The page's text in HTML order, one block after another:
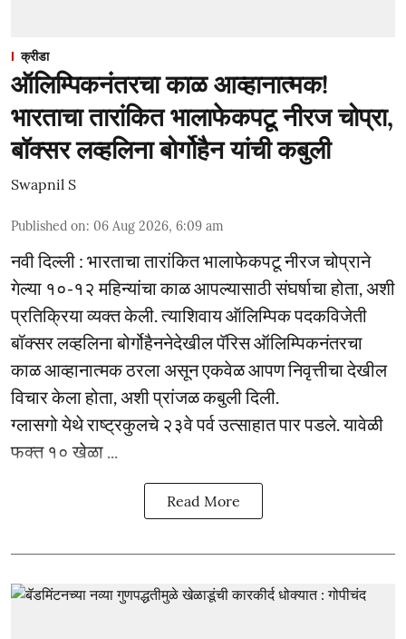
क्रीडा
ऑलिम्पिकनंतरचा काळ आव्हानात्मक!
भारताचा तारांकित भालाफेकपटू नीरज चोप्रा,
बॉक्सर लव्हलिना बोर्गोहैन यांची कबुली
Swapnil S
Published on: 06 Aug 2026, 6:09 am
नवी दिल्ली : भारताचा तारांकित भालाफेकपटू नीरज चोप्राने
गेल्या १०-१२ महिन्यांचा काळ आपल्यासाठी संघर्षाचा होता, अशी
प्रतिक्रिया व्यक्त केली. त्याशिवाय ऑलिम्पिक पदकविजेती
बॉक्सर लव्हलिना बोर्गोहैननेदेखील पॅरिस ऑलिम्पिकनंतरचा
काळ आव्हानात्मक ठरला असून एकवेळ आपण निवृत्तीचा देखील
विचार केला होता, अशी प्रांजळ कबुली दिली.
ग्लासगो येथे राष्ट्रकुलचे २३वे पर्व उत्साहात पार पडले. यावेळी
फक्त १० खेळा ...
Read More